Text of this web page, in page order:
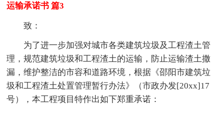
运输承诺书 篇3
致：
为了进一步加强对城市各类建筑垃圾及工程渣土管
理，规范建筑垃圾和工程渣土的运输，防止运输渣土撒
漏，维护整洁的市容和道路环境，根据《邵阳市建筑垃
圾和工程渣土处置管理暂行办法》（市政办发[20xx]17
号），本工程项目特作出如下郑重承诺：